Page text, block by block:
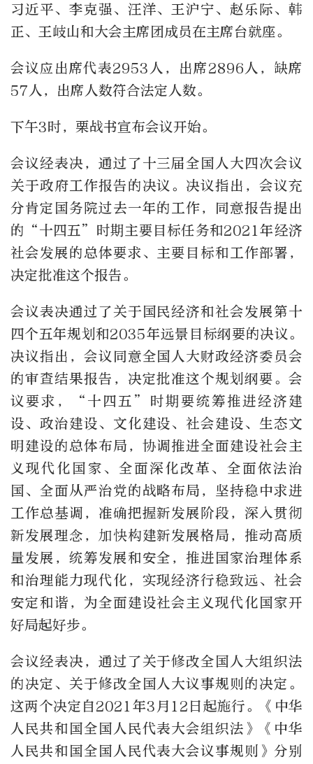
习近平、李克强、汪洋、王沪宁、赵乐际、韩
正、王岐山和大会主席团成员在主席台就座。
会议应出席代表2953人，出席2896人，缺席
57人，出席人数符合法定人数。
下午3时，栗战书宣布会议开始。
会议经表决，通过了十三届全国人大四次会议
关于政府工作报告的决议。决议指出，会议充
分肯定国务院过去一年的工作，同意报告提出
的“十四五”时期主要目标任务和2021年经济
社会发展的总体要求、主要目标和工作部署，
决定批准这个报告。
会议表决通过了关于国民经济和社会发展第十
四个五年规划和2035年远景目标纲要的决议。
决议指出，会议同意全国人大财政经济委员会
的审查结果报告，决定批准这个规划纲要。会
议要求，“十四五”时期要统筹推进经济建
设、政治建设、文化建设、社会建设、生态文
明建设的总体布局，协调推进全面建设社会主
义现代化国家、全面深化改革、全面依法治
国、全面从严治党的战略布局，坚持稳中求进
工作总基调，准确把握新发展阶段，深入贯彻
新发展理念，加快构建新发展格局，推动高质
量发展，统筹发展和安全，推进国家治理体系
和治理能力现代化，实现经济行稳致远、社会
安定和谐，为全面建设社会主义现代化国家开
好局起好步。
会议经表决，通过了关于修改全国人大组织法
的决定、关于修改全国人大议事规则的决定。
这两个决定自2021年3月12日起施行。《中华
人民共和国全国人民代表大会组织法》《中华
人民共和国全国人民代表大会议事规则》分别